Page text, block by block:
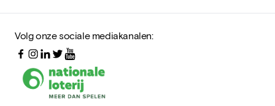
Volg onze sociale mediakanalen: